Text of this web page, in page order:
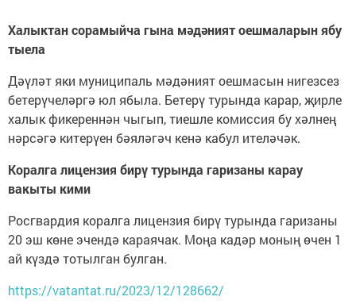
Халыктан сорамыйча гына мәдәният оешмаларын ябу
тыела
Дәүләт яки муниципаль мәдәният оешмасын нигезсез
бетерүчеләргә юл ябыла. Бетерү турында карар, җирле
халык фикереннән чыгып, тиешле комиссия бу хәлнең
нәрсәгә китерүен бәяләгәч кенә кабул ителәчәк.
Коралга лицензия бирү турында гаризаны карау
вакыты кими
Росгвардия коралга лицензия бирү турында гаризаны
20 эш көне эчендә караячак. Моңа кадәр моның өчен 1
ай күздә тотылган булган.
https://vatantat.ru/2023/12/128662/